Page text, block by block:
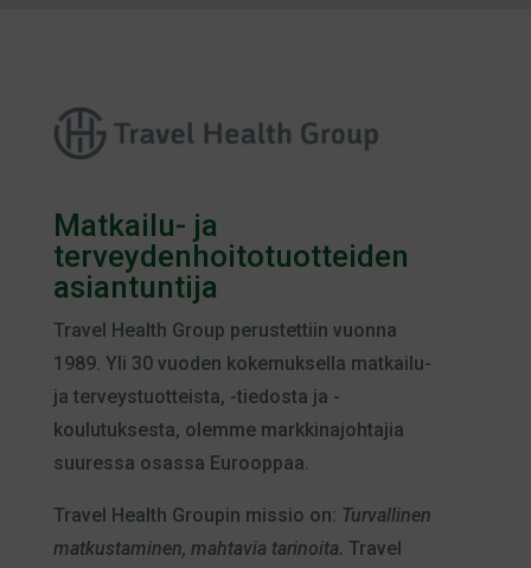
Matkailu- ja
terveydenhoitotuotteiden
asiantuntija
Travel Health Group perustettiin vuonna
1989. Yli 30 vuoden kokemuksella matkailu-
ja terveystuotteista, -tiedosta ja -
koulutuksesta, olemme markkinajohtajia
suuressa osassa Eurooppaa.
Travel Health Groupin missio on: Turvallinen
matkustaminen, mahtavia tarinoita. Travel